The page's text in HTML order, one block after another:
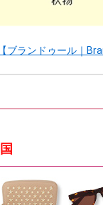
ブランドゥール｜